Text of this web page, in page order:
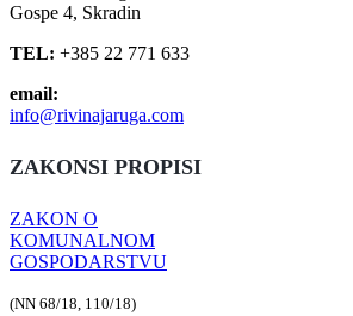
Gospe 4, Skradin
TEL: +385 22 771 633
email:
info@rivinajaruga.com
ZAKONSI PROPISI
ZAKON O
KOMUNALNOM
GOSPODARSTVU
(NN 68/18, 110/18)